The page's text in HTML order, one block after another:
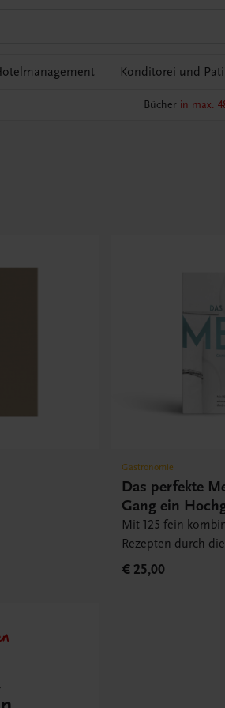
Konditorei und
Bücher in max.
Gastronomie
Das perfekte
Gang ein
Mit 125 fein
Rezepten durch
€ 25,00